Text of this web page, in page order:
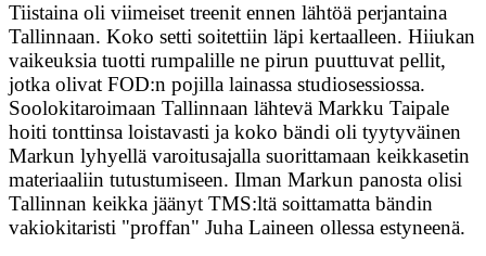
Tiistaina oli viimeiset treenit ennen lähtöä perjantaina
Tallinnaan. Koko setti soitettiin läpi kertaalleen. Hiiukan
vaikeuksia tuotti rumpalille ne pirun puuttuvat pellit,
jotka olivat FOD:n pojilla lainassa studiosessiossa.
Soolokitaroimaan Tallinnaan lähtevä Markku Taipale
hoiti tonttinsa loistavasti ja koko bändi oli tyytyväinen
Markun lyhyellä varoitusajalla suorittamaan keikkasetin
materiaaliin tutustumiseen. Ilman Markun panosta olisi
Tallinnan keikka jäänyt TMS:ltä soittamatta bändin
vakiokitaristi "proffan" Juha Laineen ollessa estyneenä.